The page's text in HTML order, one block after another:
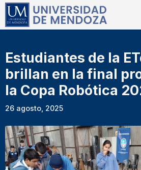
Estudiantes de la
brillan en la final
la Copa Robótica
26 agosto, 2025